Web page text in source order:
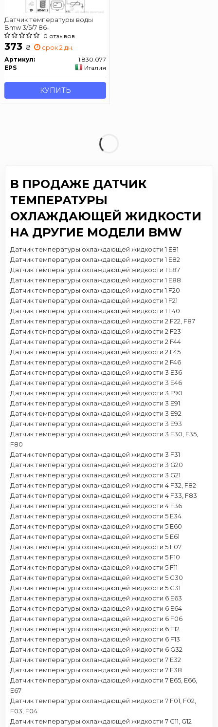
Датчик температуры воды
Bmw 3/5/7 86-
0 отзывов
373 ₴ срок 2 дн.
Артикул:
1.830.077
EPS
Италия
КУПИТЬ
В ПРОДАЖЕ ДАТЧИК
ТЕМПЕРАТУРЫ
ОХЛАЖДАЮЩЕЙ ЖИДКОСТИ
НА ДРУГИЕ МОДЕЛИ BMW
Датчик температуры охлаждающей жидкости 1 E81
Датчик температуры охлаждающей жидкости 1 E82
Датчик температуры охлаждающей жидкости 1 E87
Датчик температуры охлаждающей жидкости 1 E88
Датчик температуры охлаждающей жидкости 1 F20
Датчик температуры охлаждающей жидкости 1 F21
Датчик температуры охлаждающей жидкости 1 F40
Датчик температуры охлаждающей жидкости 2 F22, F87
Датчик температуры охлаждающей жидкости 2 F23
Датчик температуры охлаждающей жидкости 2 F44
Датчик температуры охлаждающей жидкости 2 F45
Датчик температуры охлаждающей жидкости 2 F46
Датчик температуры охлаждающей жидкости 3 E36
Датчик температуры охлаждающей жидкости 3 E46
Датчик температуры охлаждающей жидкости 3 E90
Датчик температуры охлаждающей жидкости 3 E91
Датчик температуры охлаждающей жидкости 3 E92
Датчик температуры охлаждающей жидкости 3 E93
Датчик температуры охлаждающей жидкости 3 F30, F35,
F80
Датчик температуры охлаждающей жидкости 3 F31
Датчик температуры охлаждающей жидкости 3 G20
Датчик температуры охлаждающей жидкости 3 G21
Датчик температуры охлаждающей жидкости 4 F32, F82
Датчик температуры охлаждающей жидкости 4 F33, F83
Датчик температуры охлаждающей жидкости 4 F36
Датчик температуры охлаждающей жидкости 5 E34
Датчик температуры охлаждающей жидкости 5 E60
Датчик температуры охлаждающей жидкости 5 E61
Датчик температуры охлаждающей жидкости 5 F07
Датчик температуры охлаждающей жидкости 5 F10
Датчик температуры охлаждающей жидкости 5 F11
Датчик температуры охлаждающей жидкости 5 G30
Датчик температуры охлаждающей жидкости 5 G31
Датчик температуры охлаждающей жидкости 6 E63
Датчик температуры охлаждающей жидкости 6 E64
Датчик температуры охлаждающей жидкости 6 F06
Датчик температуры охлаждающей жидкости 6 F12
Датчик температуры охлаждающей жидкости 6 F13
Датчик температуры охлаждающей жидкости 6 G32
Датчик температуры охлаждающей жидкости 7 E32
Датчик температуры охлаждающей жидкости 7 E38
Датчик температуры охлаждающей жидкости 7 E65, E66,
E67
Датчик температуры охлаждающей жидкости 7 F01, F02,
F03, F04
Датчик температуры охлаждающей жидкости 7 G11, G12